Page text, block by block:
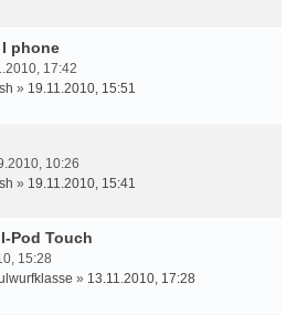
phone
17:42
» 19.11.2010, 15:51
10:26
» 19.11.2010, 15:41
Pod Touch
15:28
» 13.11.2010, 17:28